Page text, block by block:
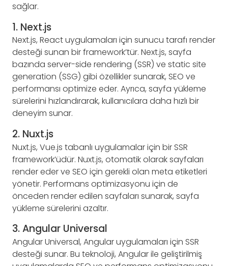
sağlar.
1. Next.js
Next.js, React uygulamaları için sunucu tarafı render
desteği sunan bir framework’tür. Next.js, sayfa
bazında server-side rendering (SSR) ve static site
generation (SSG) gibi özellikler sunarak, SEO ve
performansı optimize eder. Ayrıca, sayfa yükleme
sürelerini hızlandırarak, kullanıcılara daha hızlı bir
deneyim sunar.
2. Nuxt.js
Nuxt.js, Vue.js tabanlı uygulamalar için bir SSR
framework’üdür. Nuxt.js, otomatik olarak sayfaları
render eder ve SEO için gerekli olan meta etiketleri
yönetir. Performans optimizasyonu için de
önceden render edilen sayfaları sunarak, sayfa
yükleme sürelerini azaltır.
3. Angular Universal
Angular Universal, Angular uygulamaları için SSR
desteği sunar. Bu teknoloji, Angular ile geliştirilmiş